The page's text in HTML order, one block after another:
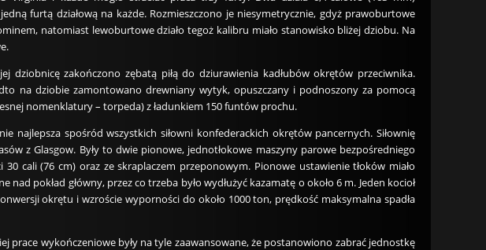
furtą działową na każde. Rozmieszczono je niesymetrycznie, gdyż prawoburtowe
natomiast lewoburtowe działo tegoż kalibru miało stanowisko bliżej dziobu. Na
dziobnicę zakończono zębatą piłą do dziurawienia kadłubów okrętów przeciwnika.
na dziobie zamontowano drewniany wytyk, opuszczany i podnoszony za pomocą
nomenklatury – torpeda) z ładunkiem 150 funtów prochu.
najlepsza spośród wszystkich siłowni konfederackich okrętów pancernych. Siłownię
z Glasgow. Były to dwie pionowe, jednotłokowe maszyny parowe bezpośredniego
cali (76 cm) oraz ze skraplaczem przeponowym. Pionowe ustawienie tłoków miało
pokład główny, przez co trzeba było wydłużyć kazamatę o około 6 m. Jeden kocioł
okrętu i wzroście wyporności do około 1000 ton, prędkość maksymalna spadła
prace wykończeniowe były na tyle zaawansowane, że postanowiono zabrać jednostkę